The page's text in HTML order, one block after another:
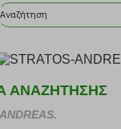
ΑΝΑΖΗΤΗΣΗΣ